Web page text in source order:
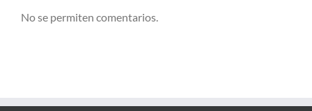
No se permiten comentarios.